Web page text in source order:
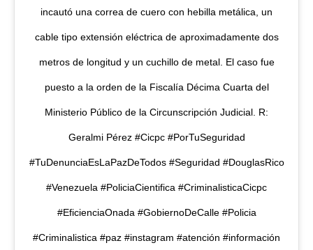
incautó una correa de cuero con hebilla metálica, un
cable tipo extensión eléctrica de aproximadamente dos
metros de longitud y un cuchillo de metal. El caso fue
puesto a la orden de la Fiscalía Décima Cuarta del
Ministerio Público de la Circunscripción Judicial. R:
Geralmi Pérez #Cicpc #PorTuSeguridad
#TuDenunciaEsLaPazDeTodos #Seguridad #DouglasRico
#Venezuela #PoliciaCientifica #CriminalisticaCicpc
#EficienciaOnada #GobiernoDeCalle #Policia
#Criminalistica #paz #instagram #atención #información